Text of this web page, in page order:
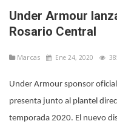
Under Armour
Rosario Central
Marcas Ene 24, 2020
Under Armour sponsor
presenta junto al plantel
temporada 2020. El nuevo